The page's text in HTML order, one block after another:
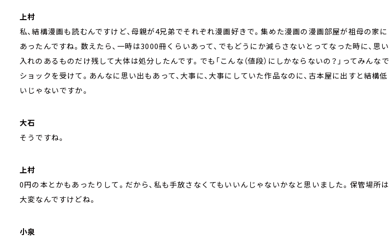
上村
私、結構漫画も読むんですけど、母親が4兄弟でそれぞれ漫画好きで。集めた漫画の漫画部屋が祖母の家に
あったんですね。数えたら、一時は3000冊くらいあって、でもどうにか減らさないとってなった時に、思い
入れのあるものだけ残して大体は処分したんです。でも「こんな（値段）にしかならないの？」ってみんなで
ショックを受けて。あんなに思い出もあって、大事に、大事にしていた作品なのに、古本屋に出すと結構低
いじゃないですか。
大石
そうですね。
上村
0円の本とかもあったりして。だから、私も手放さなくてもいいんじゃないかなと思いました。保管場所は
大変なんですけどね。
小泉